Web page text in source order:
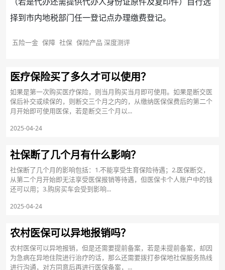
择到市内地税部门任一登记点办理缴费登记。
五险一金 保障 社保 保险产品 深度测评
医疗保险买了多久才可以使用？
如果是第一次购买医疗保险，则当月购买当月即可使用。如果是断交医
保后补交或续保的，则断交三个月之内的，从缴纳医保保费后的第二个
月开始即可使用医保，若是断交三个月以...
2025-04-24
社保断了几个月有什么影响？
社保断了几个月的影响包括：1.不能享受生育保险待遇；2.医保断交，
从第二个月开始即无法享受医保报销等待遇，但医保卡个人账户中的钱
还可以用；3.购房买车会受到影响...
2025-04-24
农村医保可以异地报销吗？
农村医保可以异地报销，但是还需要提前备案，若是未提前备案，却因
为急病在异地住院进行治疗的话，那么还需要拨打参保地社保服务热线
进行沟通，对方同意后再进行医保备案，...